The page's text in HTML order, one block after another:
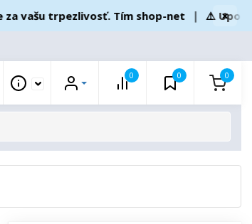
trpezlivosť. Tím shop-net❘⚠️ ×
0 0 0